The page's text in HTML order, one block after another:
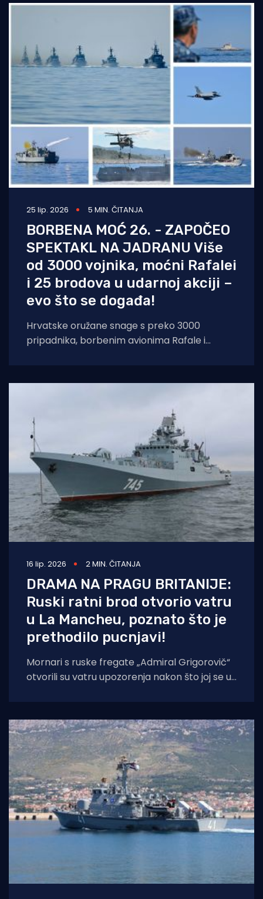
godina.
25 lip. 2026 5 MIN. ČITANJA
BORBENA MOĆ 26. - ZAPOČEO
SPEKTAKL NA JADRANU Više
od 3000 vojnika, moćni Rafalei
i 25 brodova u udarnoj akciji –
evo što se događa!
Hrvatske oružane snage s preko 3000
pripadnika, borbenim avionima Rafale i
16 lip. 2026 2 MIN. ČITANJA
DRAMA NA PRAGU BRITANIJE:
Ruski ratni brod otvorio vatru
u La Mancheu, poznato što je
prethodilo pucnjavi!
Mornari s ruske fregate „Admiral Grigorovič“
otvorili su vatru upozorenja nakon što joj se u